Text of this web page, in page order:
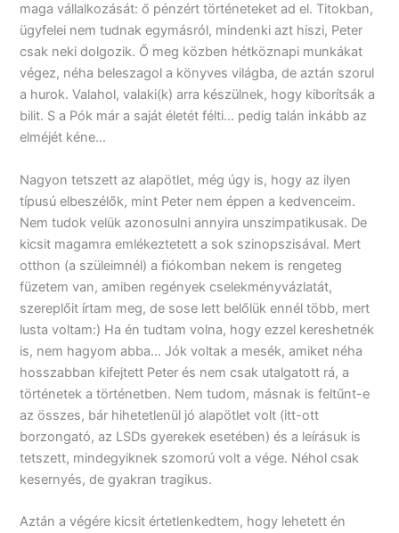
maga vállalkozását: ő pénzért történeteket ad el. Titokban,
ügyfelei nem tudnak egymásról, mindenki azt hiszi, Peter
csak neki dolgozik. Ő meg közben hétköznapi munkákat
végez, néha beleszagol a könyves világba, de aztán szorul
a hurok. Valahol, valaki(k) arra készülnek, hogy kiborítsák a
bilit. S a Pók már a saját életét félti… pedig talán inkább az
elméjét kéne…
Nagyon tetszett az alapötlet, még úgy is, hogy az ilyen
típusú elbeszélők, mint Peter nem éppen a kedvenceim.
Nem tudok velük azonosulni annyira unszimpatikusak. De
kicsit magamra emlékeztetett a sok szinopszisával. Mert
otthon (a szüleimnél) a fiókomban nekem is rengeteg
füzetem van, amiben regények cselekményvázlatát,
szereplőit írtam meg, de sose lett belőlük ennél több, mert
lusta voltam:) Ha én tudtam volna, hogy ezzel kereshetnék
is, nem hagyom abba… Jók voltak a mesék, amiket néha
hosszabban kifejtett Peter és nem csak utalgatott rá, a
történetek a történetben. Nem tudom, másnak is feltűnt-e
az összes, bár hihetetlenül jó alapötlet volt (itt-ott
borzongató, az LSDs gyerekek esetében) és a leírásuk is
tetszett, mindegyiknek szomorú volt a vége. Néhol csak
kesernyés, de gyakran tragikus.
Aztán a végére kicsit értetlenkedtem, hogy lehetett én